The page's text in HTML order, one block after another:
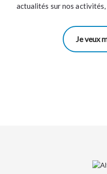
actualités sur nos activités,
Je veux